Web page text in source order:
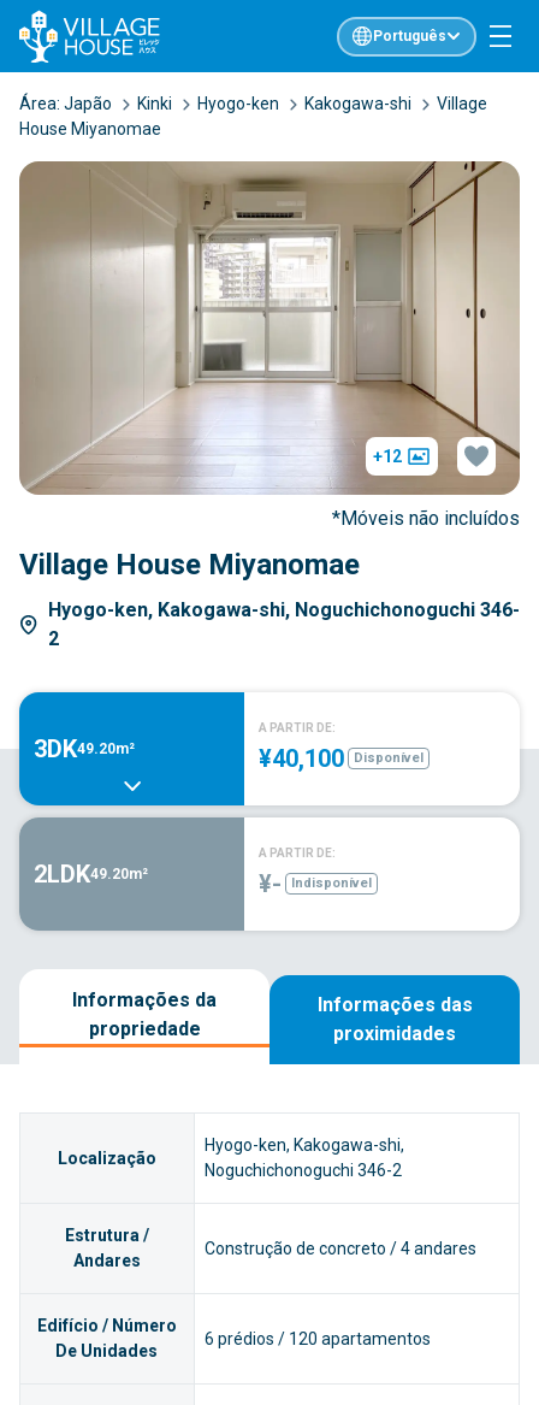
Português
Área: Japão Kinki Hyogo-ken Kakogawa-shi
Village
House Miyanomae
Village House Miyanomae
Hyogo-ken, Kakogawa-shi, Noguchichonoguchi 346-
2
+12
*Móveis não incluídos
3DK49.20m²
A PARTIR DE:
¥40,100 Disponível
2LDK49.20m²
A PARTIR DE:
¥- Indisponível
Informações da
propriedade
Informações das
proximidades
Localização
Hyogo-ken, Kakogawa-shi,
Noguchichonoguchi 346-2
Estrutura /
Andares
Construção de concreto / 4 andares
Edifício / Número
De Unidades
6 prédios / 120 apartamentos